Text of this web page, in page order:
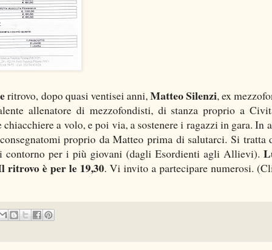
ritrovo, dopo quasi ventisei anni, Matteo Silenzi, ex
allenatore di mezzofondisti, di stanza proprio a
a volo, e poi via, a sostenere i ragazzi in gara. In
proprio da Matteo prima di salutarci. Si tratta
contorno per i più giovani (dagli Esordienti agli Allievi).
ritrovo è per le 19,30. Vi invito a partecipare numerosi.